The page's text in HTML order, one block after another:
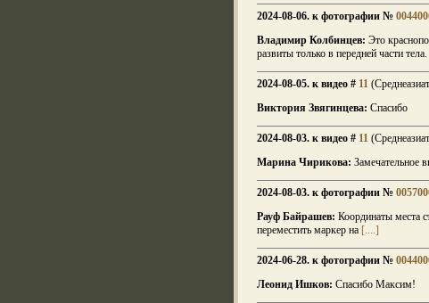
2024-08-06. к фотографии №
Владимир Колбинцев: Это
развиты только в передней части тела.
2024-08-05. к видео # 11
Виктория Звягинцева: Спасибо
2024-08-03. к видео # 11
Марина Чирикова: Замечательное
2024-08-03. к фотографии №
Рауф Байрашев: Координаты места
переместить маркер на [....]
2024-06-28. к фотографии №
Леонид Ишков: Спасибо Максим!